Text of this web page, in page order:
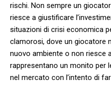
rischi. Non sempre un
riesce a giustificare
situazioni di crisi economica‍
clamorosi, dove un giocatore
nuovo ambiente o non riesce
rappresentano⁢ un monito per
nel mercato con l’intento ⁤di